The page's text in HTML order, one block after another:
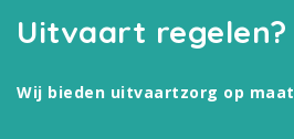
Uitvaart regelen?
Wij bieden uitvaartzorg op maat